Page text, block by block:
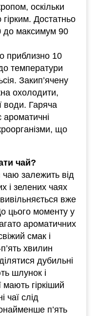
оскільки
гірким. Достатньо
до максимум 90
приблизно 10
температури
Закип’ячену
охолодити,
води. Гаряча
ароматичні
що
чай?
залежить від
і зелених чаях
вже
цього моменту у
ароматичних
смак і
хвилин
дубильні
шлунок і
гіркіший
чаї слід
п’ять